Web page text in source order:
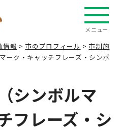
メニュー
情報 >市のプロフィール >市制施
ーク・キャッチフレーズ・シンボ
シンボルマ
フレーズ・シ